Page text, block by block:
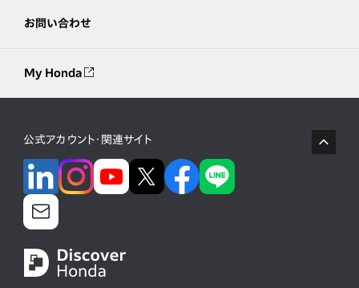
お問い合わせ
My Honda
公式アカウント・関連サイト